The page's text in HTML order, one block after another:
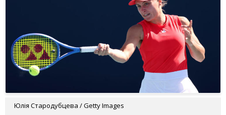
Юлія Стародубцева / Getty Images